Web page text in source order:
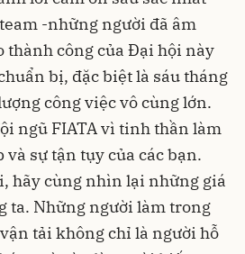
-những người đã âm
thành công của Đại hội này
bị, đặc biệt là sáu tháng
công việc vô cùng lớn.
ngũ FIATA vì tinh thần làm
sự tận tụy của các bạn.
hãy cùng nhìn lại những giá
ta. Những người làm trong
tải không chỉ là người hỗ